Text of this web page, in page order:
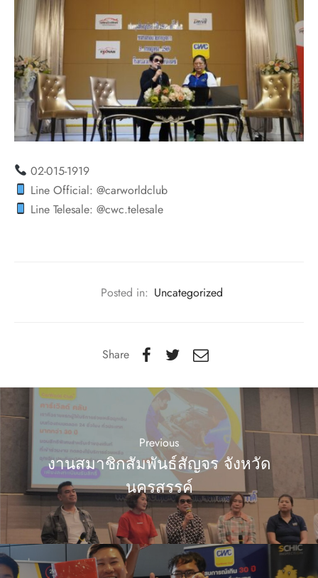
02-015-1919
Line Official: @carworldclub
Line Telesale: @cwc.telesale
Posted in: Uncategorized
Share
Previous
งานสมาชิกสัมพันธ์สัญจร จังหวัด
นครสรรค์